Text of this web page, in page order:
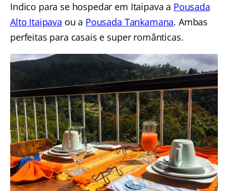
Indico para se hospedar em Itaipava a Pousada
Alto Itaipava ou a Pousada Tankamana. Ambas
perfeitas para casais e super românticas.